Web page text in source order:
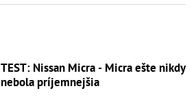
TEST: Nissan Micra - Micra ešte nikdy
nebola príjemnejšia